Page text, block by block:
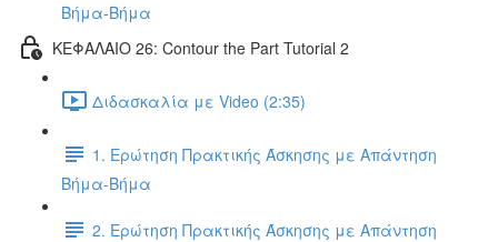
Βήμα-Βήμα
ΚΕΦΑΛΑΙΟ 26: Contour the Part Tutorial 2
Διδασκαλία με Video (2:35)
1. Ερώτηση Πρακτικής Άσκησης με Απάντηση
Βήμα-Βήμα
2. Ερώτηση Πρακτικής Άσκησης με Απάντηση